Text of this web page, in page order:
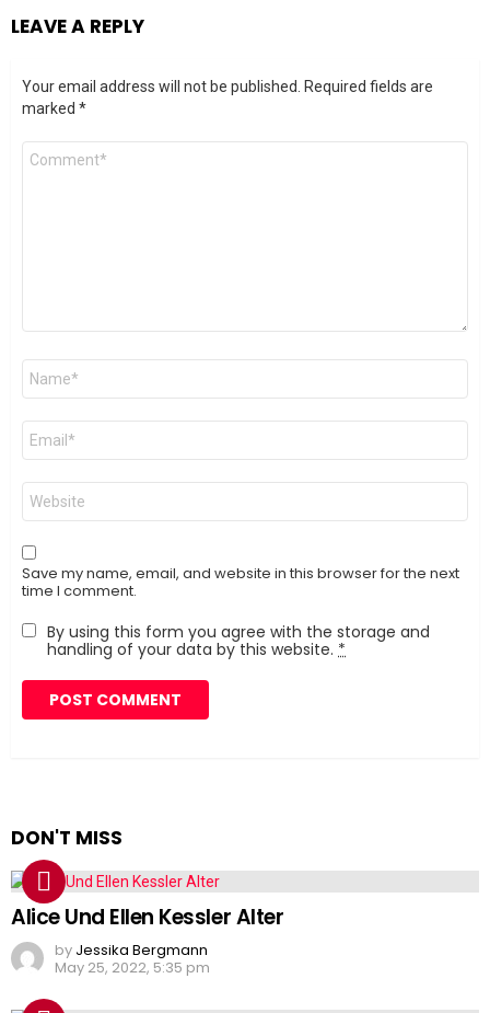
LEAVE A REPLY
Your email address will not be published.
Required fields are
marked *
Comment
Name
Email
Website
Save my name, email, and website in this browser for the next
time I comment.
By using this form you agree with the storage and
handling of your data by this website. *
DON'T MISS
Alice Und Ellen Kessler Alter
by Jessika Bergmann
May 25, 2022, 5:35 pm